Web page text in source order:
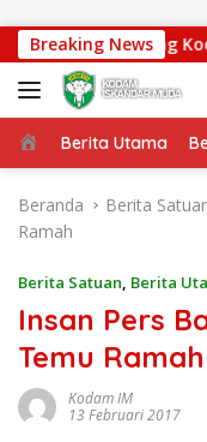
Breaking News
Gantung
Beranda
Berita Utama
Beranda Berita
Ramah
Berita Satuan, Berita
Insan Pers
Temu Ramah
Kodam IM
13 Februari 2017